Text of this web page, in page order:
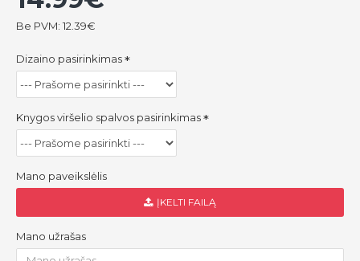
Be PVM: 12.39€
Dizaino pasirinkimas
Knygos viršelio spalvos pasirinkimas
Mano paveikslėlis
ĮKELTI FAILĄ
Mano užrašas